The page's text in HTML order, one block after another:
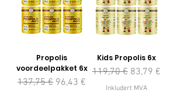
Propolis
voordeelpakket 6x
Vanlig pris
137,75 € Salgspris
96,43 €
Kids Propolis 6x
Vanlig pris
119,70 € Salgspris
83,79 €
Inkludert MVA